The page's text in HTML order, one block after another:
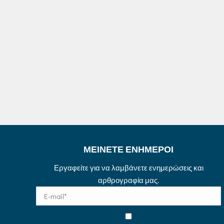
ΜΕΙΝΕΤΕ ΕΝΗΜΕΡΟΙ
Εργαφείτε για να λαμβάνετε ενημερώσεις και
αρθρογραφία μας.